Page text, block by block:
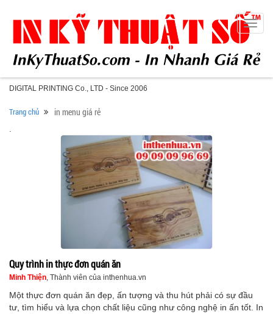
DIGITAL PRINTING Co., LTD - Since 2006
Toggle
Trang chủ in menu giá rẻ
.
Quy trình in thực đơn quán ăn
Minh Thiện, Thành viên của inthenhua.vn
Một thực đơn quán ăn đẹp, ấn tượng và thu hút phải có sự đầu
tư, tìm hiểu và lựa chọn chất liệu cũng như công nghệ in ấn tốt. In